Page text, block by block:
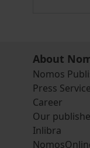
About
Nomos
Press Service
Career
Our
Inlibra